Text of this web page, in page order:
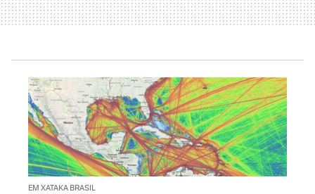
EM XATAKA BRASIL